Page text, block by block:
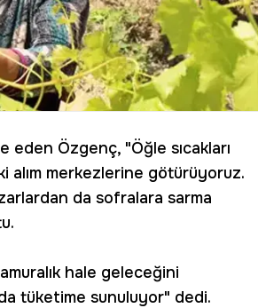
eden Özgenç, "Öğle sıcakları
alım merkezlerine götürüyoruz.
da sofralara sarma
hale geleceğini
tüketime sunuluyor" dedi.